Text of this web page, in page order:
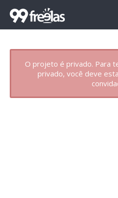
O projeto é privado. Para
privado, você deve